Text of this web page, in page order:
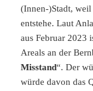
(Innen-)Stadt, weil
entstehe. Laut
aus Februar 2023
Areals an der
Misstand“. Der
würde davon das